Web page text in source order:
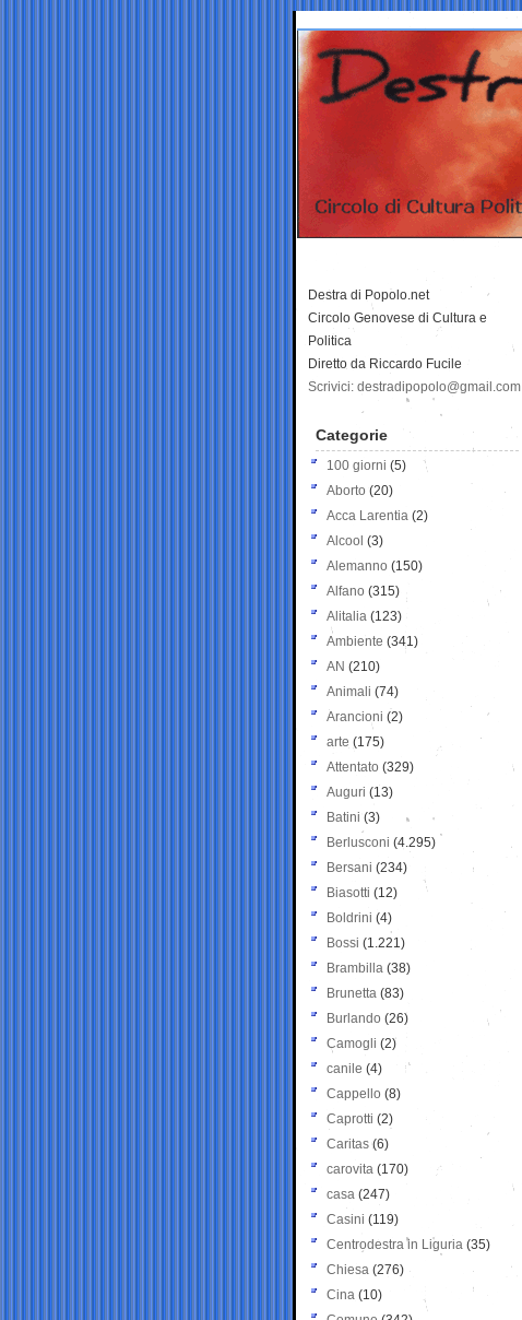
Destra di Popolo.net
Circolo Genovese di Cultura e
Politica
Diretto da Riccardo Fucile
Scrivici: destradipopolo@gmail.com
Categorie
100 giorni (5)
Aborto (20)
Acca Larentia (2)
Alcool (3)
Alemanno (150)
Alfano (315)
Alitalia (123)
Ambiente (341)
AN (210)
Animali (74)
Arancioni (2)
arte (175)
Attentato (329)
Auguri (13)
Batini (3)
Berlusconi (4.295)
Bersani (234)
Biasotti (12)
Boldrini (4)
Bossi (1.221)
Brambilla (38)
Brunetta (83)
Burlando (26)
Camogli (2)
canile (4)
Cappello (8)
Caprotti (2)
Caritas (6)
carovita (170)
casa (247)
Casini (119)
Centrodestra in Liguria (35)
Chiesa (276)
Cina (10)